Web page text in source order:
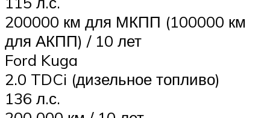
200000 км для МКПП (100000 км
для АКПП) / 10 лет
Ford Kuga
2.0 TDCi (дизельное топливо)
136 л.с.